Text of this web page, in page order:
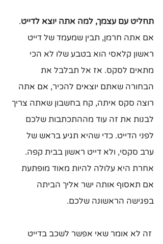
תחליט עם עצמך, למה אתה יוצא לדייט.
אם אתה חרמן, תבין שמעמד של דייט
ראשון קלאסי הוא בטבע שלו לא הכי
מתאים לסקס. אז אל תבלבל את
הבחורה שאתם יוצאים להכיר, אם אתה
רוצה סקס איתה, קח בחשבון שאתה צריך
לבנות את זה עוד מההתכתבות שלכם
לפני הדייט. כדי שהיא תגיע בראש של
ערב סקסי, ולא דייט ראשון בבית קפה.
אחרת היא עלולה להיות מאוד מופתעת
אם תאסוף אותה ישר אליך הביתה
בפגישה הראשונה שלכם.
זה לא אומר שאי אפשר לשכב בדייט